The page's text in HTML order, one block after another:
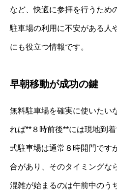
など、快適に参拝を行うため
駐車場の利用に不安がある人
にも役立つ情報です。
早朝移動が成功の鍵
無料駐車場を確実に使いたい
れば**８時前後**には現地到
式駐車場は通常８時開門です
合があり、そのタイミングな
混雑が始まるのは午前中のう